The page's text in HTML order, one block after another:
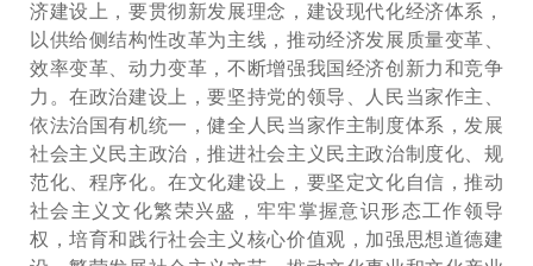
济建设上，要贯彻新发展理念，建设现代化经济体系，
以供给侧结构性改革为主线，推动经济发展质量变革、
效率变革、动力变革，不断增强我国经济创新力和竞争
力。在政治建设上，要坚持党的领导、人民当家作主、
依法治国有机统一，健全人民当家作主制度体系，发展
社会主义民主政治，推进社会主义民主政治制度化、规
范化、程序化。在文化建设上，要坚定文化自信，推动
社会主义文化繁荣兴盛，牢牢掌握意识形态工作领导
权，培育和践行社会主义核心价值观，加强思想道德建